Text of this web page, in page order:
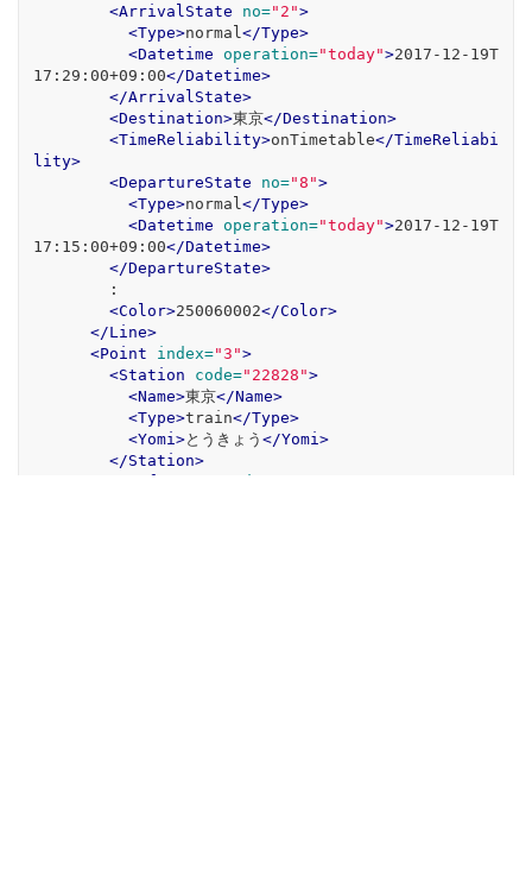
<ArrivalState
no="2">
<Type>normal </Type>
<Datetime operation="today">2017-12-19T
17:29:00+09:00</Datetime>
</ArrivalState>
<Destination>東京</Destination>
<TimeReliability>onTimetable</TimeReliabi
lity>
<DepartureState
no="8">
<Type>normal </Type>
<Datetime operation="today">2017-12-19T
17:15:00+09:00</Datetime>
</DepartureState>
<Color>250060002</Color>
</Line>
<Point
index="3">
<Station
code="22828">
<Name>東京</Name>
<Type>train</Type>
<Yomi>とうきょう </Yomi>
</Station>
<Prefecture
code=